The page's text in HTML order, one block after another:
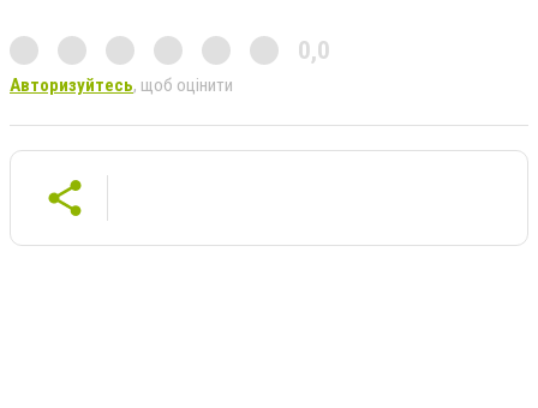
0,0
Авторизуйтесь, щоб оцінити